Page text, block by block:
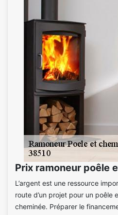
Prix ramoneur poêle
L’argent est une ressource
route d’un projet pour un poêle
cheminée. Préparer le